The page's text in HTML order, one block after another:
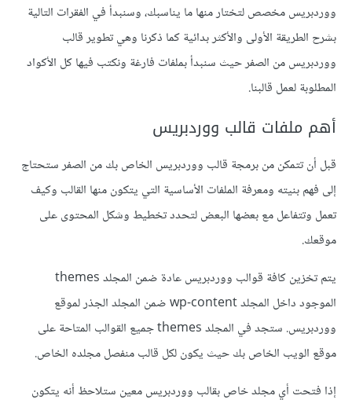
ووردبريس مخصص لتختار منها ما يناسبك، وسنبدأ في الفقرات التالية
بشرح الطريقة الأولى والأكثر بدائية كما ذكرنا وهي تطوير قالب
ووردبريس من الصفر حيث سنبدأ بملفات فارغة ونكتب فيها كل الأكواد
المطلوبة لعمل قالبنا.
أهم ملفات قالب ووردبريس
قبل أن تتمكن من برمجة قالب ووردبريس الخاص بك من الصفر ستحتاج
إلى فهم بنيته ومعرفة الملفات الأساسية التي يتكون منها القالب وكيف
تعمل وتتفاعل مع بعضها البعض لتحدد تخطيط وشكل المحتوى على
موقعك.
يتم تخزين كافة قوالب ووردبريس عادة ضمن المجلد themes
الموجود داخل المجلد wp-content ضمن المجلد الجذر لموقع
ووردبريس. ستجد في المجلد themes جميع القوالب المتاحة على
موقع الويب الخاص بك حيث يكون لكل قالب منفصل مجلده الخاص.
إذا فتحت أي مجلد خاص بقالب ووردبريس معين ستلاحظ أنه يتكون